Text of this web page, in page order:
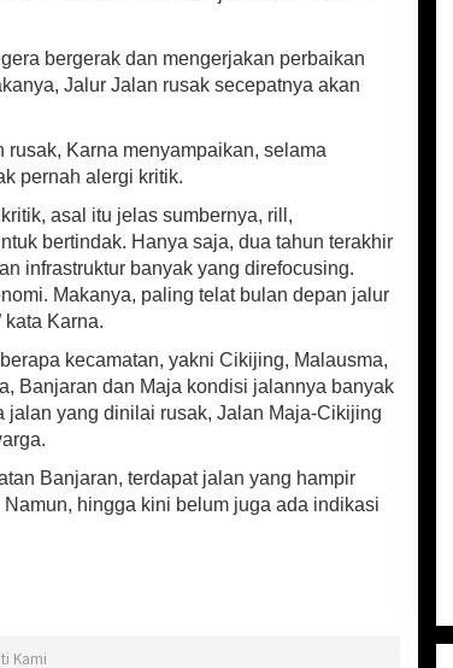
bergerak dan mengerjakan perbaikan
Jalur Jalan rusak secepatnya akan
Karna menyampaikan, selama
pernah alergi kritik.
asal itu jelas sumbernya, rill,
bertindak. Hanya saja, dua tahun terakhir
infrastruktur banyak yang direfocusing.
Makanya, paling telat bulan depan jalur
kata Karna.
kecamatan, yakni Cikijing, Malausma,
Banjaran dan Maja kondisi jalannya banyak
yang dinilai rusak, Jalan Maja-Cikijing
Banjaran, terdapat jalan yang hampir
hingga kini belum juga ada indikasi
Kami